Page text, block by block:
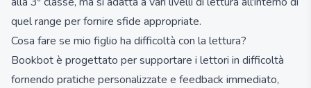
quel range per fornire sfide appropriate.
Cosa fare se mio figlio ha difficoltà con la lettura?
Bookbot è progettato per supportare i lettori in difficoltà
fornendo pratiche personalizzate e feedback immediato,